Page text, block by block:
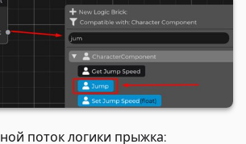
поток логики прыжка: